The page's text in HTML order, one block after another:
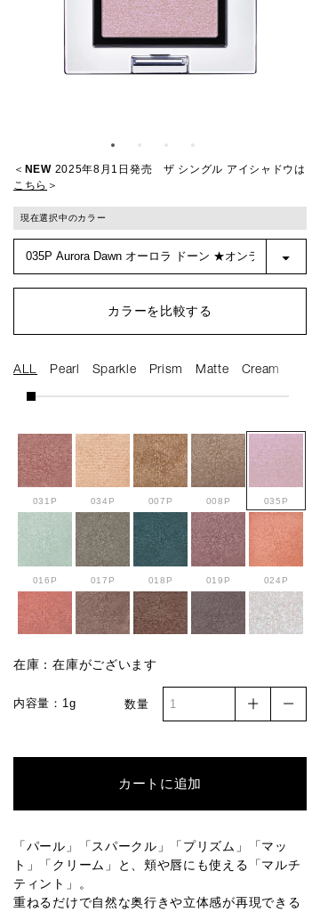
＜ NEW2025年8月1日発売 ザ シングル アイシャドウは
こちら ＞
現在選択中のカラー
カラーを比較する
ALL Pearl Sparkle Prism Matte Cream
031P 034P 007P 008P 035P
016P 017P 018P 019P 024P
025P 027P 033P
004PR 005PR 002M 003M 004M
在庫：在庫がございます
内容量：1g 数量
カートに追加
「パール」「スパークル」「プリズム」「マッ
ト」「クリーム」と、頬や唇にも使える「マルチ
ティント」。
重ねるだけで自然な奥行きや立体感が再現できる